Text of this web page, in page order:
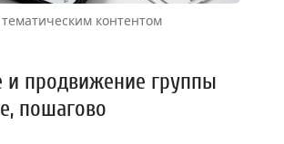
контентом
и продвижение группы
пошагово